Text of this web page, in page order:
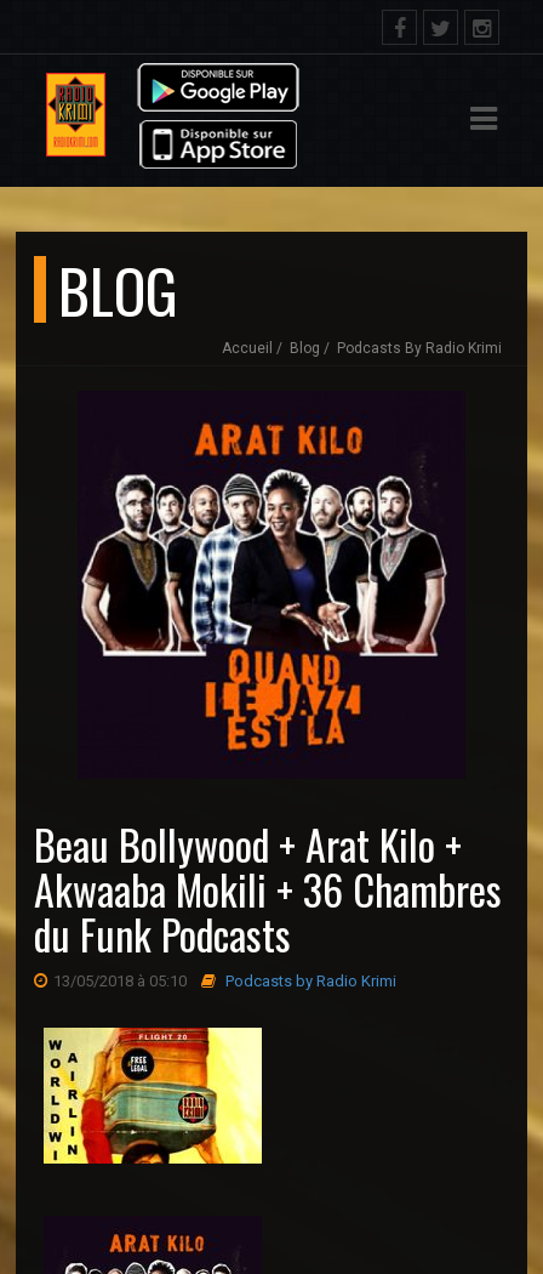
BLOG
Accueil Blog Podcasts By Radio Krimi
Beau Bollywood + Arat Kilo +
Akwaaba Mokili + 36 Chambres
du Funk Podcasts
13/05/2018 à 05:10 Podcasts by Radio Krimi